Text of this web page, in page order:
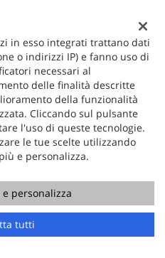
Contatta un consulente
4422
2302
4422
in esso integrati trattano dati
o indirizzi IP) e fanno uso di
necessari al
delle finalità descritte
della funzionalità
Cliccando sul pulsante
l'uso di queste tecnologie.
le tue scelte utilizzando
e personalizza.
personalizza
tutti